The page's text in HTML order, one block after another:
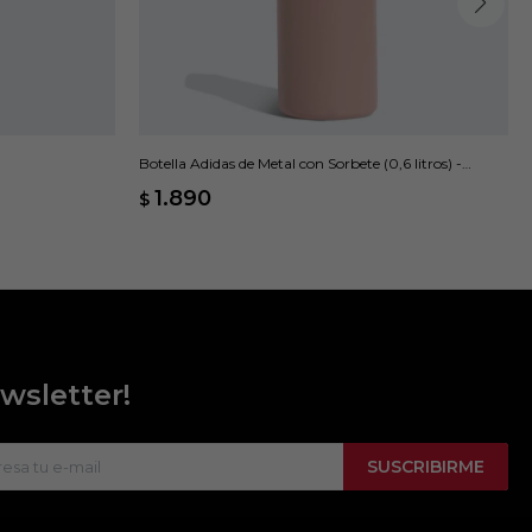
Botella Adidas de Metal con Sorbete (0,6 litros) -
$ 1.890
SUSCRIBIRME